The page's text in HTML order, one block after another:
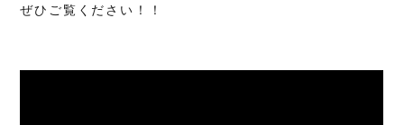
ぜひご覧ください！！